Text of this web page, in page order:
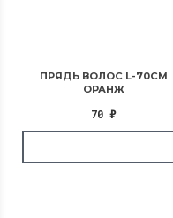
ПРЯДЬ ВОЛОС L-70СМ
ОРАНЖ
70 ₽